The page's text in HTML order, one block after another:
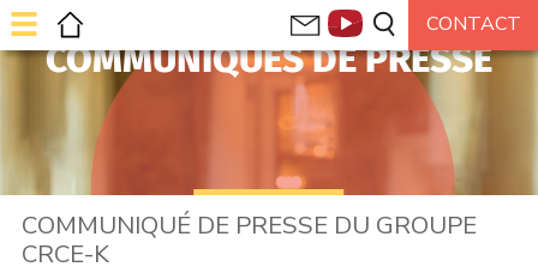
COMMUNIQUÉS DE PRESSE
COMMUNIQUÉ DE PRESSE DU GROUPE
CRCE-K